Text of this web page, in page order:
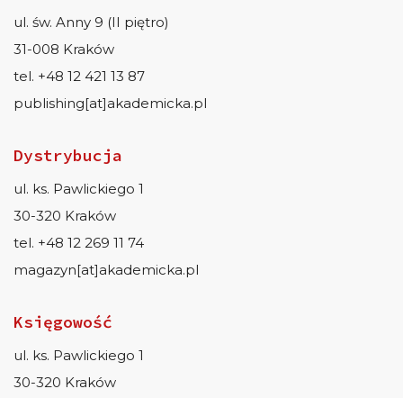
ul. św. Anny 9 (II piętro)
31-008 Kraków
tel. +48 12 421 13 87
publishing[at]akademicka.pl
Dystrybucja
ul. ks. Pawlickiego 1
30-320 Kraków
tel. +48 12 269 11 74
magazyn[at]akademicka.pl
Księgowość
ul. ks. Pawlickiego 1
30-320 Kraków